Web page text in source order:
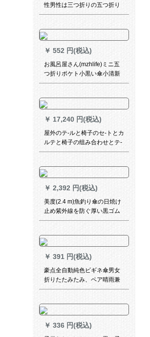
性男性は三つ折りの五つ折り
の全自動傘折りたたみ畳傘晴
つ折りの自動日焼け止め傘
（純黒、357 glam、ビジネ
帯）
￥ 552 円(税込)
お風呂屋さん(mzhlife)ミニ五
つ折りポケト小黒い傘小清新
ポケット女日烧け紫外線対策
たみた傘
￥ 17,240 円(税込)
屋外のテ-ルと椅子のセ-トとカ
ルテと椅子の组み合わせとテ-
ルとテ-ルのセ-ルとテ-ルのセ-
テ-ルとテ-ルとテ-ルとテ-ルブ
とテ-ルとテ-ルとテ-ルとテ-ル
とテ-ルのセ-ル
￥ 2,392 円(税込)
美度(2.4 m)魚釣り傘の日焼け
止め紫外線を防ぐ厚い黒ゴム
の屋外日傘を補強して二重防
ります。晴雨兼用傘D 305は
青を隠すところです。
￥ 391 円(税込)
豪点全自動純色ビギネ傘男女
折りたたみたみ、ペア晴雨兼
用傘企業カスケードロゴ広告
￥ 336 円(税込)